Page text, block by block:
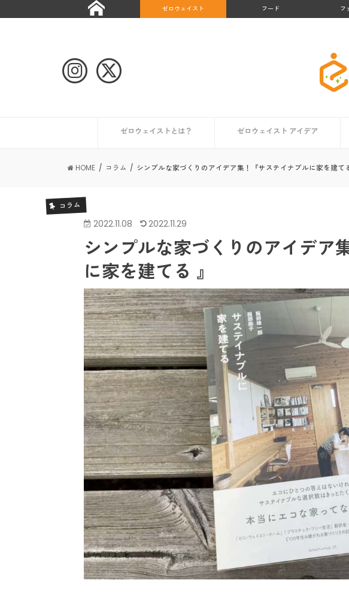
ゼロウェイスト フード フ
ゼロウェイストとは？
言
ゼロウェイスト アイデア
HOME コラム シンプルな家づくりのアイデア集！『サステイナブルに家を建て
コラム
2022.11.08 2022.11.29
シンプルな家づくりのアイデア
に家を建てる 』